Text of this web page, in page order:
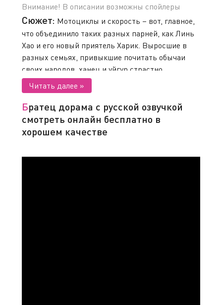
Внимание! В описании возможны спойлеры
Сюжет: Мотоциклы и скорость – вот, главное,
что объединило таких разных парней, как Линь
Хао и его новый приятель Харик. Выросшие в
разных семьях, привыкшие почитать обычаи
своих народов, ханец и уйгур страстно
стремятся к своей мечте – выиграть все, какие
только возможно, моторалли. Упорства и
смелости парням не занимать.
Каждый из них много лет посвятил
Братец дорама с русской озвучкой
смотреть онлайн бесплатно в
хорошем качестве